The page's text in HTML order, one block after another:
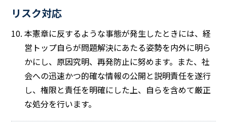
リスク対応
10. 本憲章に反するような事態が発生したときには、経
営トップ自らが問題解決にあたる姿勢を内外に明ら
かにし、原因究明、再発防止に努めます。また、社
会への迅速かつ的確な情報の公開と説明責任を遂行
し、権限と責任を明確にした上、自らを含めて厳正
な処分を行います。